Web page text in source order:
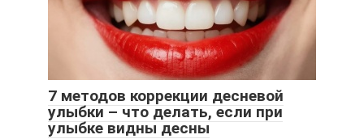
7 методов коррекции десневой
улыбки – что делать, если при
улыбке видны десны